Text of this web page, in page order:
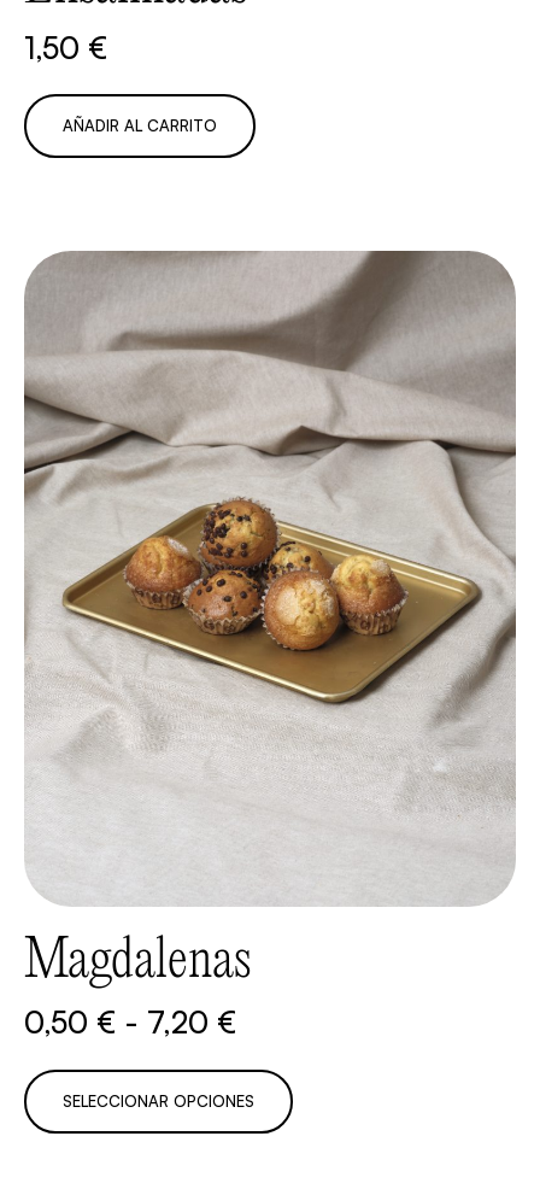
1,50 €
AÑADIR AL CARRITO
Magdalenas
0,50 € - 7,20 €
SELECCIONAR OPCIONES